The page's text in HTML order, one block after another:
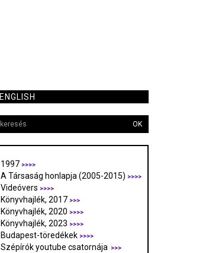
ENGLISH
OK
1997 >>>>
A Társaság honlapja (2005-2015) >>>>
Videóvers >>>>
Könyvhajlék, 2017 >>>
Könyvhajlék, 2020 >>>>
Könyvhajlék, 2023 >>>>
Budapest-töredékek >>>>
Szépírók youtube csatornája >>>